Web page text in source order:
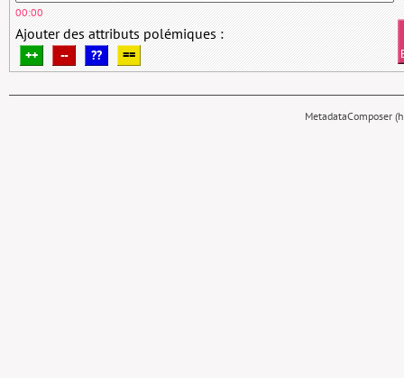
00:00
Ajouter des attributs polémiques :
++ -- ?? ==
MetadataComposer